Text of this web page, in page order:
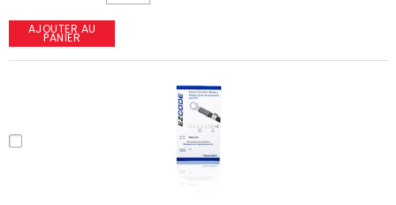
AJOUTER AU
PANIER